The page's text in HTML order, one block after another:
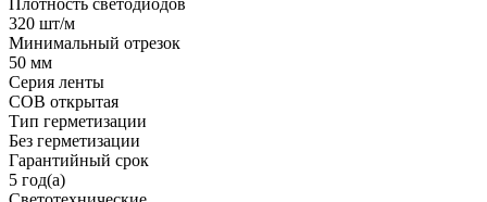
320 шт/м
Минимальный отрезок
50 мм
Серия ленты
COB открытая
Тип герметизации
Без герметизации
Гарантийный срок
5 год(а)